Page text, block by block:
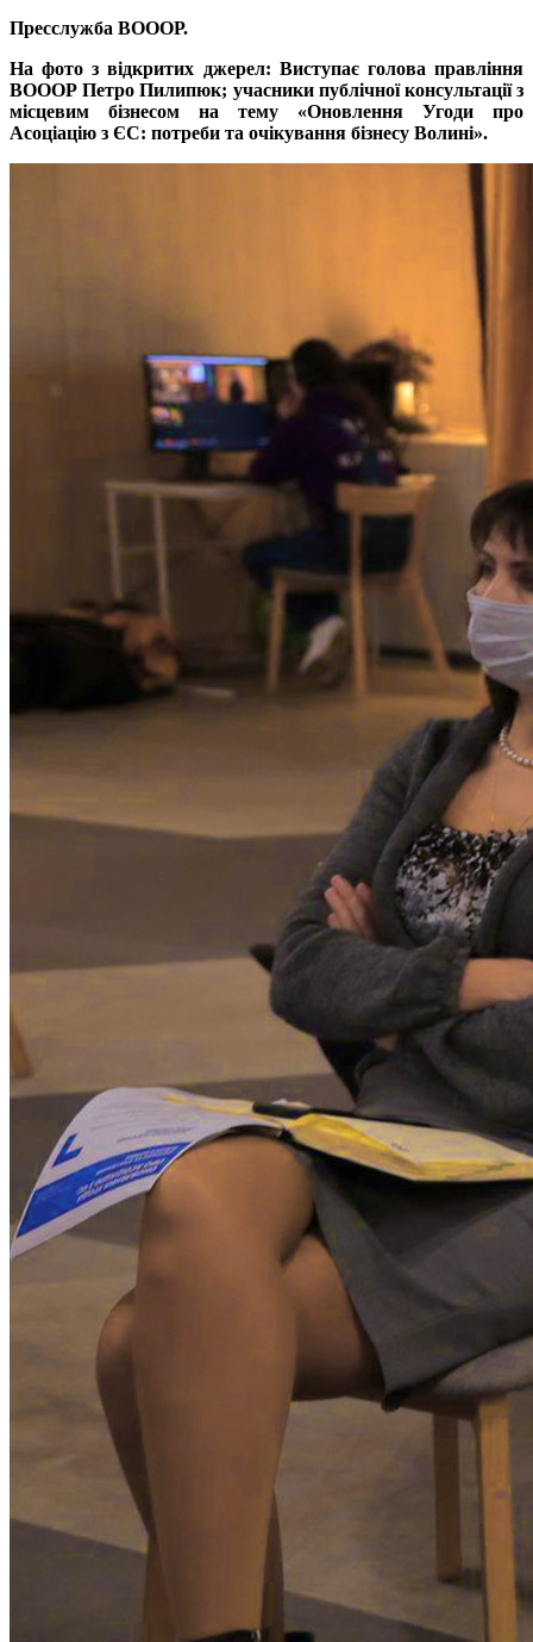
Пресслужба ВОООР.
На фото з відкритих джерел: Виступає голова правління
ВОООР Петро Пилипюк; учасники публічної консультації з
місцевим бізнесом на тему «Оновлення Угоди про
Асоціацію з ЄС: потреби та очікування бізнесу Волині».